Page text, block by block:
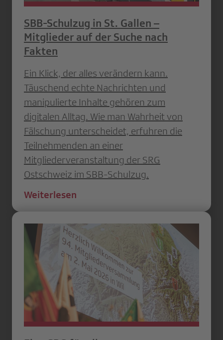
SBB-Schulzug in St. Gallen –
Mitglieder auf der Suche nach
Fakten
Ein Klick, der alles verändern kann.
Täuschend echte Nachrichten und
manipulierte Inhalte gehören zum
digitalen Alltag. Wie man Wahrheit von
Fälschung unterscheidet, erfuhren die
Teilnehmenden an einer
Mitgliederveranstaltung der SRG
Ostschweiz im SBB-Schulzug.
Weiterlesen